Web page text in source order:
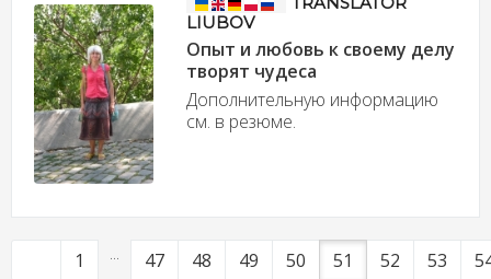
LIUBOV
Опыт и любовь к своему делу
творят чудеса
Дополнительную информацию
см. в резюме.
1 ... 47 48 49 50 51 52 53